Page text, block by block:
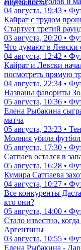
еще новости
04 августа, 19:43 •
Кайрат с трудом
Стартует третий
03 августа, 20:20 •
Что думают в Левски
04 августа, 12:42 •
Кайрат и Левски
посмотреть прямую
04 августа, 22:34 •
Названы фавориты
05 августа, 10:36 •
Елена Рыбакина
матча
05 августа, 23:23 •
Молния убила
05 августа, 17:30 •
Сатпаев остался в
05 августа, 16:28 •
Кумира Сатпаева
04 августа, 10:27 •
Все конкуренты
кто они?
05 августа, 14:00 •
Стало известно,
Аргентины
03 августа, 10:55 •
Елена Рыбакина -